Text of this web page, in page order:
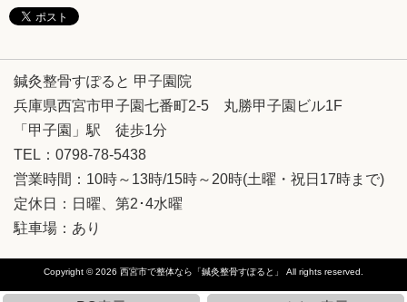
鍼灸整骨すぽると 甲子園院
兵庫県西宮市甲子園七番町2-5 丸勝甲子園ビル1F
「甲子園」駅 徒歩1分
TEL：0798-78-5438
営業時間：10時～13時/15時～20時(土曜・祝日17時まで)
定休日：日曜、第2･4水曜
駐車場：あり
Copyright © 2026 西宮市で整体なら「鍼灸整骨すぽると」 All rights reserved.